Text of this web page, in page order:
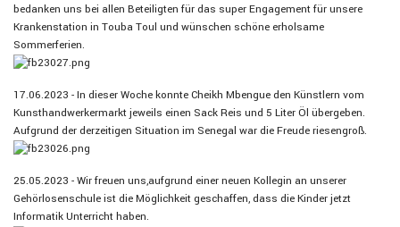
bedanken uns bei allen Beteiligten für das super Engagement für unsere
Krankenstation in Touba Toul und wünschen schöne erholsame
Sommerferien.
17.06.2023 - In dieser Woche konnte Cheikh Mbengue den Künstlern vom
Kunsthandwerkermarkt jeweils einen Sack Reis und 5 Liter Öl übergeben.
Aufgrund der derzeitigen Situation im Senegal war die Freude riesengroß.
25.05.2023 - Wir freuen uns,aufgrund einer neuen Kollegin an unserer
Gehörlosenschule ist die Möglichkeit geschaffen, dass die Kinder jetzt
Informatik Unterricht haben.